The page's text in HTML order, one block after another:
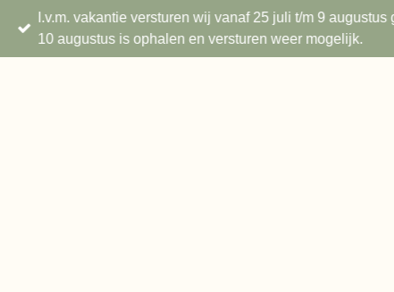
direct
naar
I.v.m. vakantie versturen wij vanaf 25 juli t/m 9
10 augustus is ophalen en versturen weer mogelijk.